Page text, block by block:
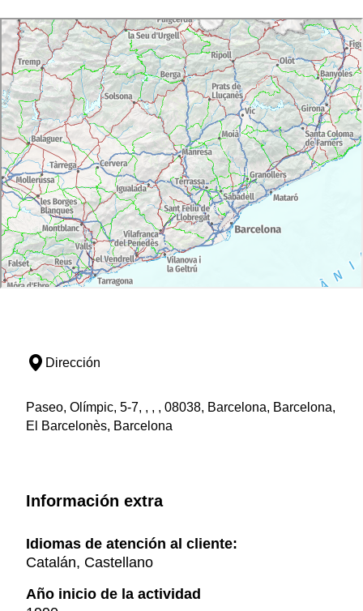
Dirección
Paseo, Olímpic, 5-7, , , , 08038, Barcelona, Barcelona,
El Barcelonès, Barcelona
Información extra
Idiomas de atención al cliente:
Catalán, Castellano
Año inicio de la actividad